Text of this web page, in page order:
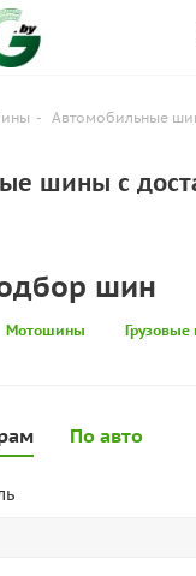
- Автомобильные
шины с
шин
Мотошины
По авто